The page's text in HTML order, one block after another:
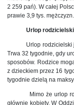
2 259 pań). W całej
prawie 3,9 tys. mężczyzn.
Urlop rodzicielski –
Urlop rodzicielski jest
Trwa 32 tygodnie, gdy
sposobów. Rodzice
z dzieckiem przez 16
tygodnie dzielą na
Mimo że urlop
głównie kobiety. W